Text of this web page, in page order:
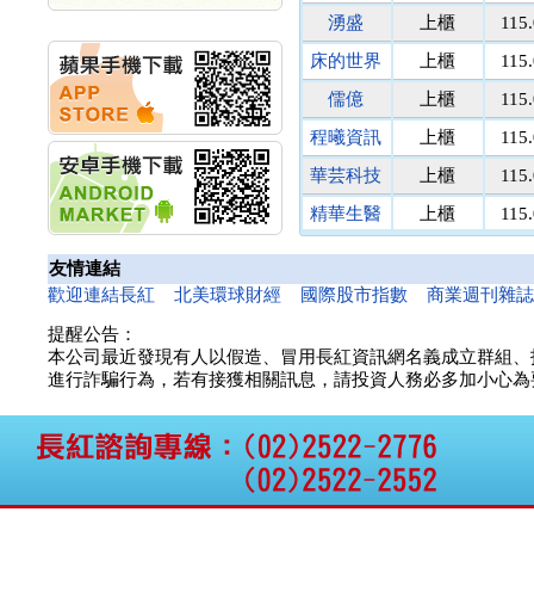
聯博投信:聯博00404A
華旭先進:代重要子公司
碩通散熱股份有限公司
公告董事會通過發言人
及代理發
華旭先進:代重要子公司
碩通散熱股份有限公司
公告董事會決議發行員
工認股權
華旭先進:代重要子公司
碩通散熱股份有限公司
公告董事會追認113年
向關係
華旭先進:代重要子公司
碩通散熱股份有限公司
公告向關係人取得使用
仁新醫藥:代重要子公司
BeliteBio,Inc公告受邀參
加第27屆眼
巨生生醫:公告本公司
MPB-1523MRI顯影劑-
醫電鼎眾
議價
馬上發
議價
國寶人壽
議價
南美特科
議價
亞太投資
議價
聯穎光電
議價
麥寮汽電
議價
鎧鉅科技
議價
議
金棠科技
議價
騰錂鐳射
議價
昇陽能源
議價
台塑網科
70.00
議
捷揚光電
衛普國際
晶致半導
湧盛
上櫃
床的世界
上櫃
儒億
上櫃
程曦資訊
上櫃
華芸科技
上櫃
精華生醫
上櫃
和亞智慧
上櫃
漢測
上櫃
友情連結
歡迎連結長紅
北美環球財經 國際股市指數 商業週刊雜
提醒公告：
本公司最近發現有人以假造、冒用長紅資訊網名義成立群組
進行詐騙行為，若有接獲相關訊息，請投資人務必多加小心